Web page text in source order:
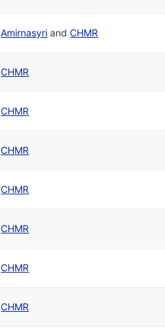
Amirnasyri andCHMR
CHMR
CHMR
CHMR
CHMR
CHMR
CHMR
CHMR